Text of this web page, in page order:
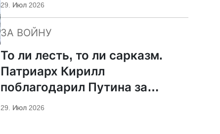
29. Июл 2026
ЗА ВОЙНУ
То ли лесть, то ли сарказм.
Патриарх Кирилл
поблагодарил Путина за
защиту суверенитета и
29. Июл 2026